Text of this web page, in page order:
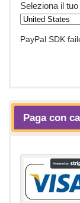
Seleziona il
PayPal SDK
Paga con